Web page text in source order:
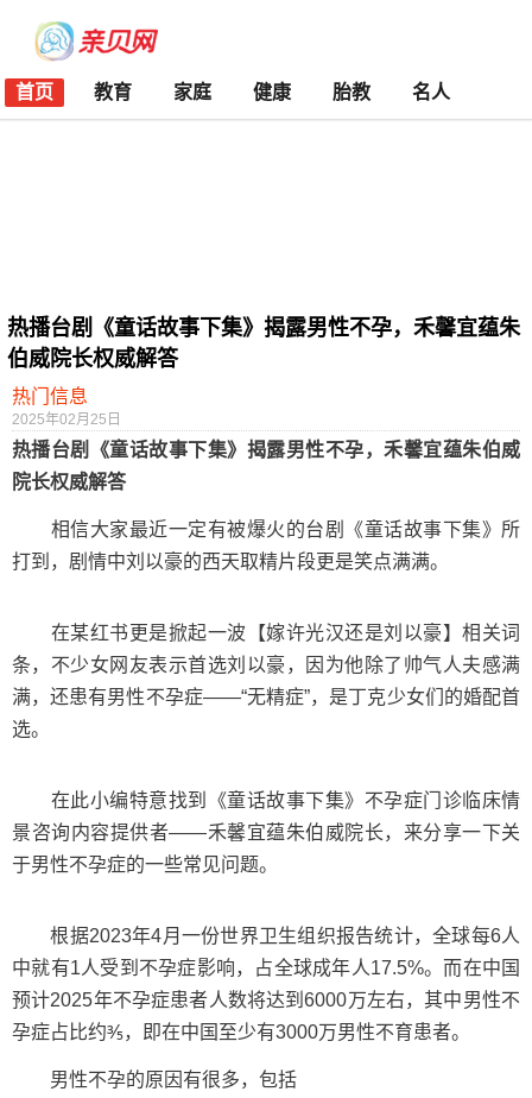
首页 教育 家庭 健康 胎教 名人
热播台剧《童话故事下集》揭露男性不孕，禾馨宜蕴朱
伯威院长权威解答
热门信息
2025年02月25日
热播台剧《童话故事下集》揭露男性不孕，禾馨宜蕴朱伯威
院长权威解答
相信大家最近一定有被爆火的台剧《童话故事下集》所
打到，剧情中刘以豪的西天取精片段更是笑点满满。
在某红书更是掀起一波【嫁许光汉还是刘以豪】相关词
条，不少女网友表示首选刘以豪，因为他除了帅气人夫感满
满，还患有男性不孕症——“无精症”，是丁克少女们的婚配首
选。
在此小编特意找到《童话故事下集》不孕症门诊临床情
景咨询内容提供者——禾馨宜蕴朱伯威院长，来分享一下关
于男性不孕症的一些常见问题。
根据2023年4月一份世界卫生组织报告统计，全球每6人
中就有1人受到不孕症影响，占全球成年人17.5%。而在中国
预计2025年不孕症患者人数将达到6000万左右，其中男性不
孕症占比约⅗，即在中国至少有3000万男性不育患者。
男性不孕的原因有很多，包括